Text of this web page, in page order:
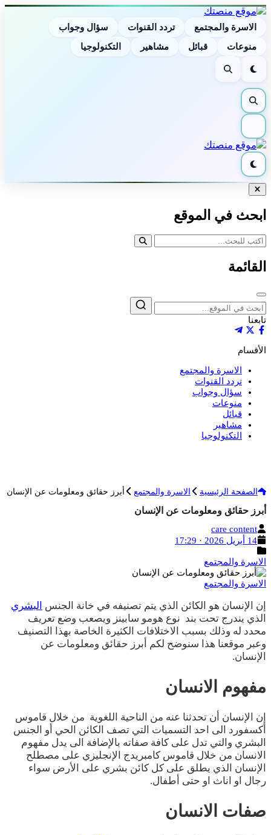
الاسرة والمجتمع تردد القنوات
سؤال وجواب
منوعات
قبائل مشاهير التكنولوجيا
الوضع
بحث
بحث
القائمة
الوضع
الليلي
إغلاق
ابحث في الموقع
القائمة
إغلاق
بحث
تابعنا
الأقسام
الاسرة والمجتمع
تردد القنوات
سؤال وجواب
منوعات
قبائل
مشاهير
التكنولوجيا
الصفحة الرئيسية الاسرة والمجتمع أبرز حقائق ومعلومات عن الإنسان
أبرز حقائق ومعلومات عن الإنسان
الكاتب
care content
تاريخ
النشر
14 أبريل 2026 · 17:29
التصنيفات
الاسرة والمجتمع
الاسرة والمجتمع
إن الإنسان هو الكائن الذي يتم تصنيفه في خانة الجنس البشري
الذي يندرج تحت بند نوع هومو سابينز ويصعب وضع تعريف
محدد له وذلك بسبب الاختلافات الكثيرة الخاصة بهذا التصنيف
وعبر موقعنا هذا سنوضح لكم أبرز حقائق ومعلومات عن
الإنسان.
مفهوم الانسان
إن الإنسان أن تحدثنا عنه من الناحية اللغوية من خلال قاموس
أكسفورد الى احد التسميات التي تصف الكائن الحي أو الجنس
البشري والتي تدل على كافة صفاته بالإضافة الى يدل مفهوم
الانسان من خلال قاموس كامبريدج الإنجليزي على مصطلح
الإنسان الذي يطلق على كل كائن بشري على الأرض سواء
رجال او اناث او حتى أطفال.
صفات الانسان